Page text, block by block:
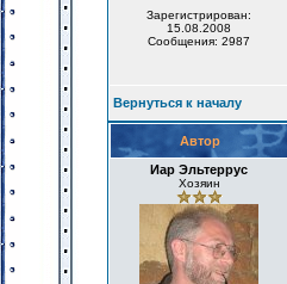
Зарегистрирован:
15.08.2008
Сообщения: 2987
Вернуться к началу
Автор
Иар Эльтеррус
Хозяин